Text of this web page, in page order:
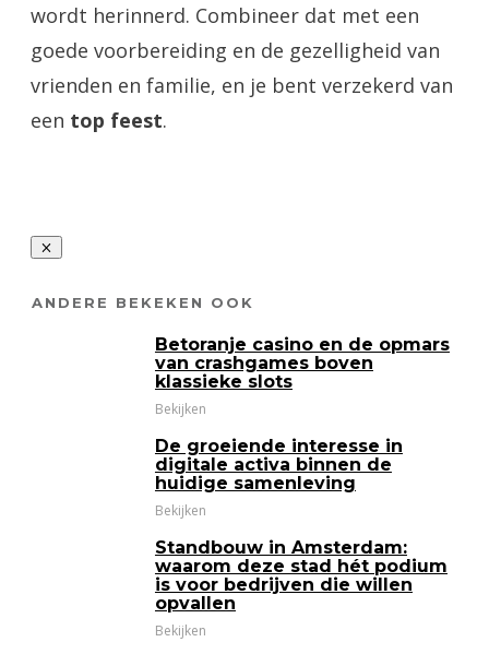
wordt herinnerd. Combineer dat met een
goede voorbereiding en de gezelligheid van
vrienden en familie, en je bent verzekerd van
een top feest.
ANDERE BEKEKEN OOK
Betoranje casino en de opmars
van crashgames boven
klassieke slots
Bekijken
De groeiende interesse in
digitale activa binnen de
huidige samenleving
Bekijken
Standbouw in Amsterdam:
waarom deze stad hét podium
is voor bedrijven die willen
opvallen
Bekijken